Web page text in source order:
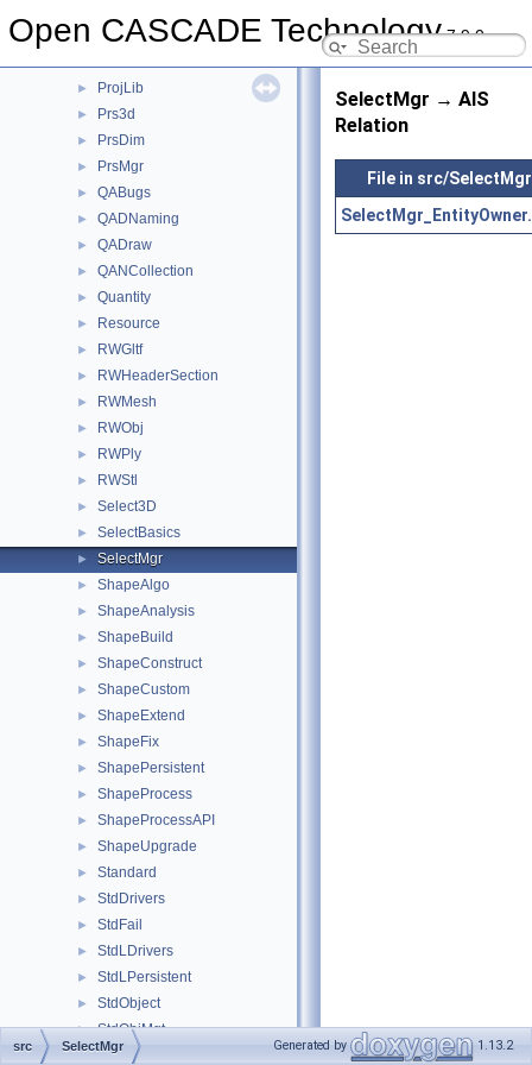
Open CASCADE Technology7.9.0
Poly
► ProjLib
► Prs3d
► PrsDim
► PrsMgr
► QABugs
► QADNaming
► QADraw
► QANCollection
► Quantity
► Resource
► RWGltf
► RWHeaderSection
► RWMesh
► RWObj
► RWPly
► RWStl
► Select3D
► SelectBasics
► SelectMgr
► ShapeAlgo
► ShapeAnalysis
► ShapeBuild
► ShapeConstruct
► ShapeCustom
► ShapeExtend
► ShapeFix
► ShapePersistent
► ShapeProcess
► ShapeProcessAPI
► ShapeUpgrade
► Standard
► StdDrivers
► StdFail
► StdLDrivers
► StdLPersistent
► StdObject
► StdObjMgt
► StdPersistent
SelectMgr → AIS
Relation
File in src/SelectMgr
src SelectMgr Generated by 1.13.2